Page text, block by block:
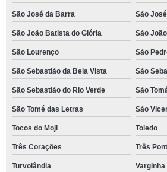
São José da Barra São
São João Batista do Glória São
São Lourenço São
São Sebastião da Bela Vista São
São Sebastião do Rio Verde São
São Tomé das Letras São
Tocos do Moji Toledo
Três Corações Três
Turvolândia Varginha